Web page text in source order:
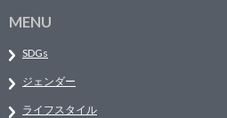
MENU
SDGs
ジェンダー
ライフスタイル